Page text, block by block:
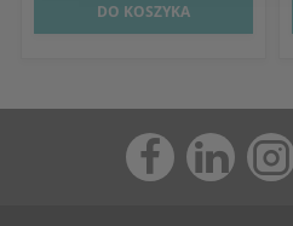
DO KOSZYKA